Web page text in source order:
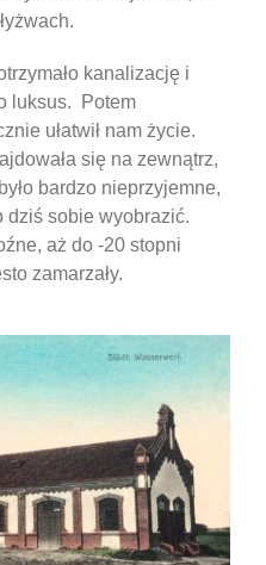
kanalizację i
luksus. Potem
ułatwił nam życie.
się na zewnątrz,
bardzo nieprzyjemne,
dziś sobie wyobrazić.
aż do -20 stopni
zamarzały.